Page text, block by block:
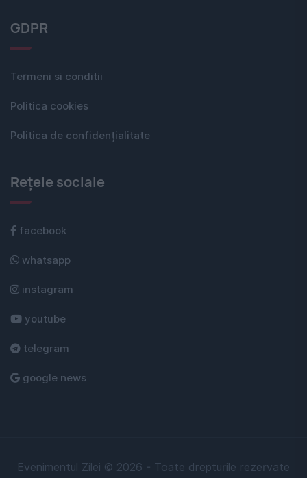
GDPR
Termeni si conditii
Politica cookies
Politica de confidențialitate
Rețele sociale
facebook
whatsapp
instagram
youtube
telegram
google news
Evenimentul Zilei © 2026 - Toate drepturile rezervate